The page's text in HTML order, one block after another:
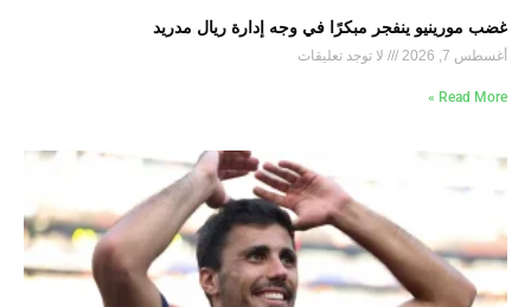
غضب مورينيو ينفجر مبكرًا في وجه إدارة ريال مدريد
أغسطس 7, 2026 لا توجد تعليقات
Read More »